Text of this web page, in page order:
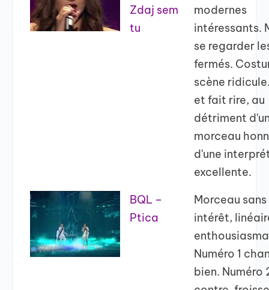
Zdaj sem
tu
modernes
intéressants.
se regarder
fermés.
scène
et fait rire, au
détriment
morceau
d'une
excellente.
BQL –
Ptica
Morceau
intérêt,
Numéro 1
bien. Numéro